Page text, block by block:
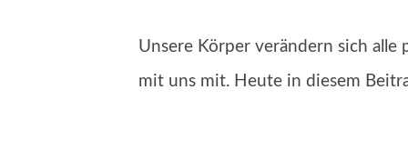
Unsere Körper verändern sich alle
mit uns mit. Heute in diesem